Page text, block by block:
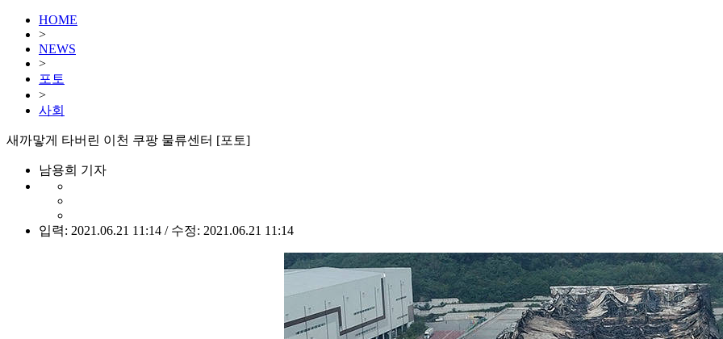
HOME
>
NEWS
>
포토
>
사회
새까맣게 타버린 이천 쿠팡 물류센터 [포토]
남용희 기자
입력: 2021.06.21 11:14 / 수정: 2021.06.21 11:14